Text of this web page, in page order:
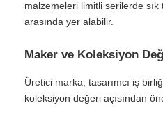
malzemeleri limitli serilerde
arasında yer alabilir.
Maker ve Koleksiyon
Üretici marka, tasarımcı iş
koleksiyon değeri açısından